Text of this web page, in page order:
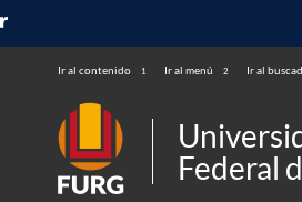
Ir al contenido 1 Ir al menú 2 Ir al
Federal